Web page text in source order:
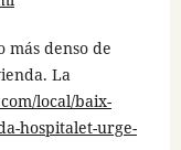
más denso de
La
local/baix-
hospitalet-urge-